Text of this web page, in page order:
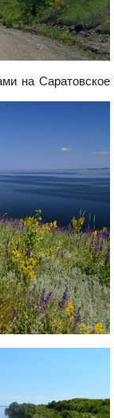
на Саратовское